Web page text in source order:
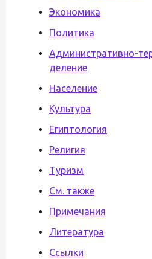
Экономика
Политика
Административно-
деление
Население
Культура
Египтология
Религия
Туризм
См. также
Примечания
Литература
Ссылки